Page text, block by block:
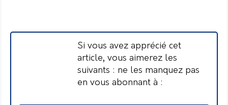
Si vous avez apprécié cet
article, vous aimerez les
suivants : ne les manquez pas
en vous abonnant à :